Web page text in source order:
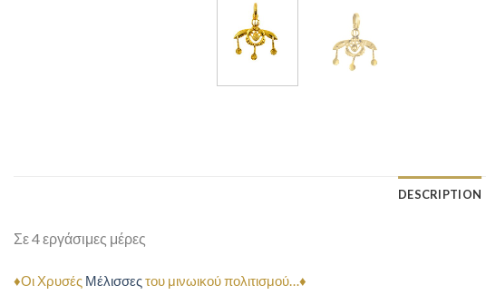
DESCRIPTION
Σε 4 εργάσιμες μέρες
♦Οι Χρυσές Μέλισσεςτου μινωικού πολιτισμού…♦